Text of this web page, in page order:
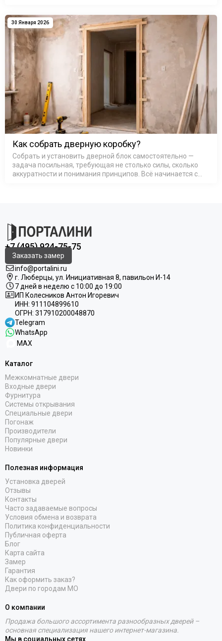
которой не хва…
30 Января 2026
Как собрать дверную коробку?
Собрать и установить дверной блок самостоятельно —
задача посильная, требующая не столько силы, сколько
аккуратности и понимания принципов. Всё начинается с
+7 (495) 924-75-75
Заказать замер
info@portalini.ru
г. Люберцы, ул. Инициативная 8, павильон И-14
7 дней в неделю с 10:00 до 19:00
ИП Колесников Антон Игоревич
ИНН: 911104899610
ОГРН: 317910200048870
Telegram
WhatsApp
MAX
Каталог
Межкомнатные двери
Входные двери
Фурнитура
Системы открывания
Специальные двери
Погонаж
Производители
Популярные двери
Новинки
Полезная информация
Установка дверей
Отзывы
Контакты
Часто задаваемые вопросы
Условия обмена и возврата
Политика конфиденциальности
Публичная оферта
Блог
Карта сайта
Замер
Гарантия
Как оформить заказ?
Двери по городам МО
О компании
Продажа большого ассортимента разнообразных дверей –
основная специализация нашего интернет-магазина.
Мы в социальных сетях